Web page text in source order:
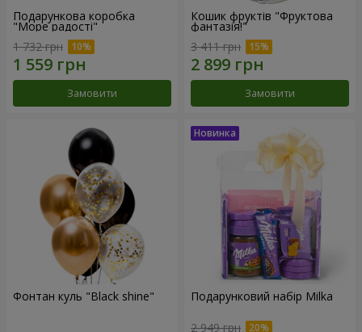
Подарункова коробка
"Море радості"
1 732 грн
Замовити
Кошик фруктів "Фруктова
фантазія!"
3 411 грн
Замовити
Фонтан куль "Black shine" Подарунковий набір Milka
2 949 грн